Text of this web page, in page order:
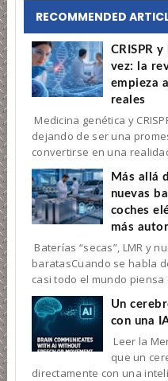
RECOMMENDED
CRISPR
vez: la
empieza
reales
Medicina genética y
dejando de ser una
convertirse en una
Más allá
nuevas
coches
más
Baterías “secas”, LMR y
baratasCuando se habla
casi todo el mundo
Un
con una
Leer la
que un
directamente con una